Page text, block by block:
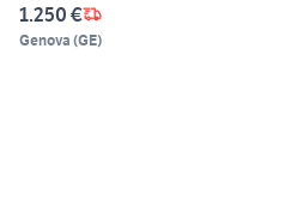
1.250 €
Genova (GE)